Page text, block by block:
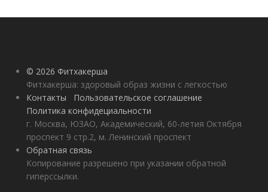
© 2026 Фитхакерша
Фитхакерша: здоровый образ жизни с легкостью
Контакты
Пользовательское соглашение
Политика конфидециальности
г. Москва, ЮЗАО, Академический, 60-летия Октября
проспект 9 стр.2, м. Ленинский проспект
Обратная связь
Копирование разрешено при указании обратной
гиперссылки.